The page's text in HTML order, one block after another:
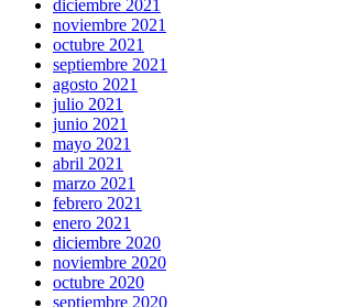
diciembre 2021
noviembre 2021
octubre 2021
septiembre 2021
agosto 2021
julio 2021
junio 2021
mayo 2021
abril 2021
marzo 2021
febrero 2021
enero 2021
diciembre 2020
noviembre 2020
octubre 2020
septiembre 2020